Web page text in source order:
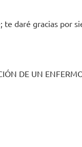
te daré gracias por
DE UN